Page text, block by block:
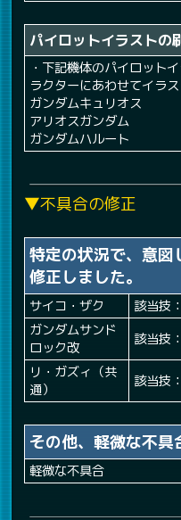
パイロットイラストの
・下記機体のパイロット
ラクターにあわせてイラ
ガンダムキュリオス
アリオスガンダム
ガンダムハルート
▼不具合の修正
特定の状況で、意図
修正しました。
サイコ・ザク
該当技
ガンダムサンド
ロック改
該当技
リ・ガズィ（共
通）
該当技
その他、軽微な不具
軽微な不具合